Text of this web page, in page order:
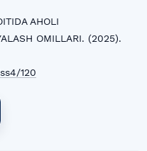
AHOLI
OMILLARI. (2025).
120